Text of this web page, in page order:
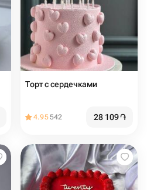
Торт с сердечками
4.95542 28 109֏